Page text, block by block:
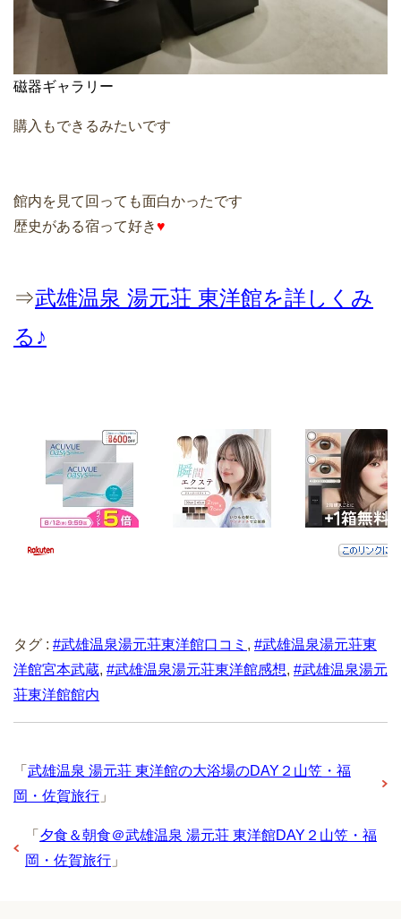
磁器ギャラリー
購入もできるみたいです
館内を見て回っても面白かったです
歴史がある宿って好き♥
⇒武雄温泉 湯元荘 東洋館を詳しくみ
る♪
タグ : #武雄温泉湯元荘東洋館口コミ , #武雄温泉湯元荘東
洋館宮本武蔵, #武雄温泉湯元荘東洋館感想, #武雄温泉湯元
荘東洋館館内
「 武雄温泉 湯元荘 東洋館の大浴場のDAY２山笠・福
岡・佐賀旅行 」
「 夕食＆朝食＠武雄温泉 湯元荘 東洋館DAY２山笠・福
岡・佐賀旅行 」